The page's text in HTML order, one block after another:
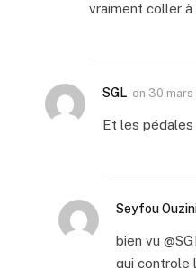
vraiment coller à
SGL on 30 mars
Et les pédales
Seyfou
bien vu
qui controle